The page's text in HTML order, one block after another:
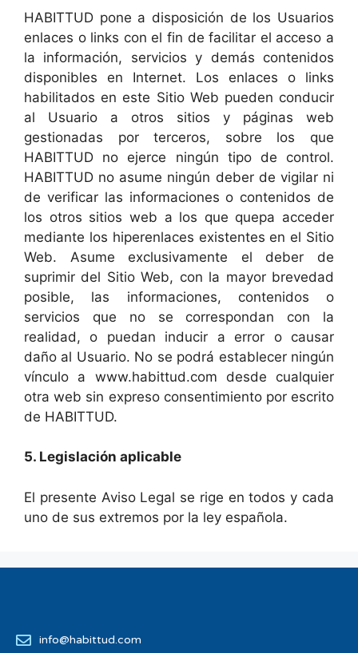
HABITTUD pone a disposición de los Usuarios
enlaces o links con el fin de facilitar el acceso a
la información, servicios y demás contenidos
disponibles en Internet. Los enlaces o links
habilitados en este Sitio Web pueden conducir
al Usuario a otros sitios y páginas web
gestionadas por terceros, sobre los que
HABITTUD no ejerce ningún tipo de control.
HABITTUD no asume ningún deber de vigilar ni
de verificar las informaciones o contenidos de
los otros sitios web a los que quepa acceder
mediante los hiperenlaces existentes en el Sitio
Web. Asume exclusivamente el deber de
suprimir del Sitio Web, con la mayor brevedad
posible, las informaciones, contenidos o
servicios que no se correspondan con la
realidad, o puedan inducir a error o causar
daño al Usuario. No se podrá establecer ningún
vínculo a www.habittud.com desde cualquier
otra web sin expreso consentimiento por escrito
de HABITTUD.
5. Legislación aplicable
El presente Aviso Legal se rige en todos y cada
uno de sus extremos por la ley española.
info@habittud.com